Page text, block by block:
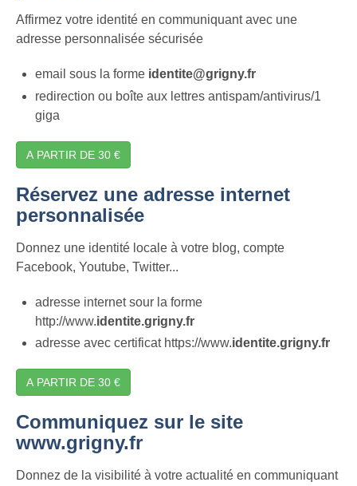
Affirmez votre identité en communiquant avec une
adresse personnalisée sécurisée
email sous la forme identite@grigny.fr
redirection ou boîte aux lettres antispam/antivirus/1
giga
A PARTIR DE 30 €
Réservez une adresse internet
personnalisée
Donnez une identité locale à votre blog, compte
Facebook, Youtube, Twitter...
adresse internet sour la forme
http://www.identite.grigny.fr
adresse avec certificat https://www.identite.grigny.fr
A PARTIR DE 30 €
Communiquez sur le site
www.grigny.fr
Donnez de la visibilité à votre actualité en communiquant